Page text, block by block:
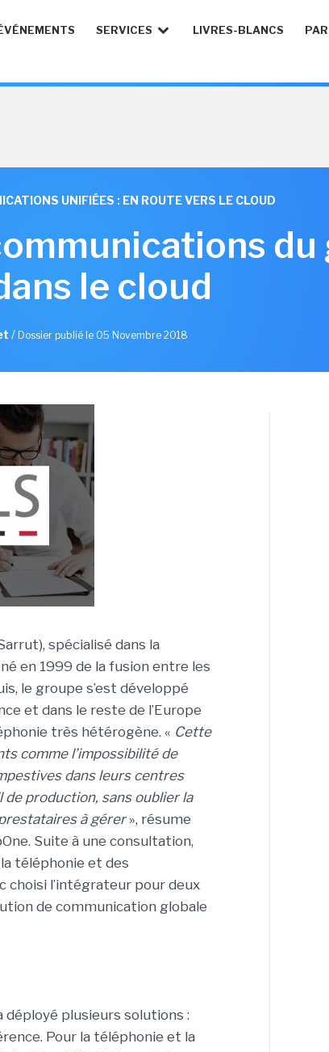
SERVICES LIVRES-BLANCS
UNIFIÉES : EN ROUTE VERS LE CLOUD
le cloud
/ Dossier publié le 05 Novembre 2018
spécialisé dans la
en 1999 de la fusion entre les
le groupe s’est développé
et dans le reste de l’Europe
très hétérogène. « Cette
comme l’impossibilité de
dans leurs centres
de production, sans oublier la
à gérer», résume
Suite à une consultation,
téléphonie et des
choisi l’intégrateur pour deux
de communication globale
plusieurs solutions :
Pour la téléphonie et la